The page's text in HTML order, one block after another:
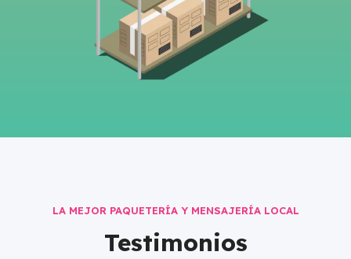
LA MEJOR PAQUETERÍA Y MENSAJERÍA LOCAL
Testimonios